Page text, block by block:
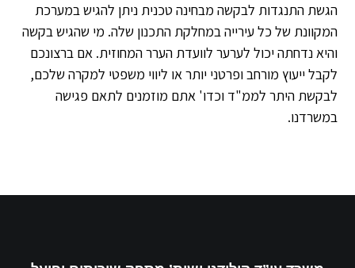
התנגדות לבקשה מבחינה טכנית ניתן להגיש במערכת
של כל עירייה במחלקת התכנון שלה. מי שהגיש בקשה
נדחתה יכול לערער לוועדת הערר המחוזית. אם ברצונכם
ייעוץ מורחב ופרטני יותר או ליווי משפטי למקרה שלכם,
היתר לממ"ד וכדו' אתם מוזמנים לתאם פגישה